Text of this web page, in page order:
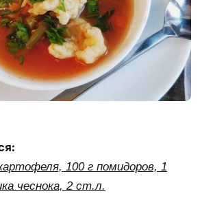
100 г помидоров, 1
чеснока, 2 ст.л.